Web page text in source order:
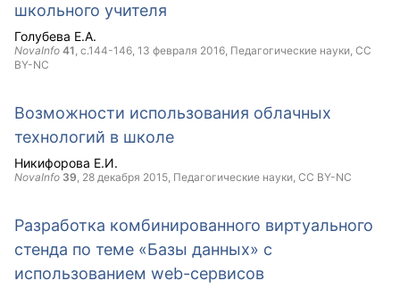
школьного учителя
Голубева Е.А.
NovaInfo 41, с.144-146, 13 февраля 2016, Педагогические науки, CC
BY-NC
Возможности использования облачных
технологий в школе
Никифорова Е.И.
NovaInfo 39, 28 декабря 2015, Педагогические науки, CC BY-NC
Разработка комбинированного виртуального
стенда по теме «Базы данных» с
использованием web-сервисов